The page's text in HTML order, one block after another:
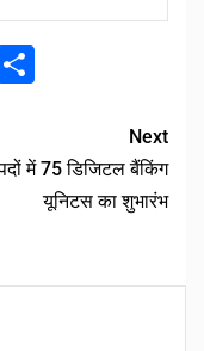
Next
में 75 डिजिटल बैंकिंग
यूनिटस का शुभारंभ